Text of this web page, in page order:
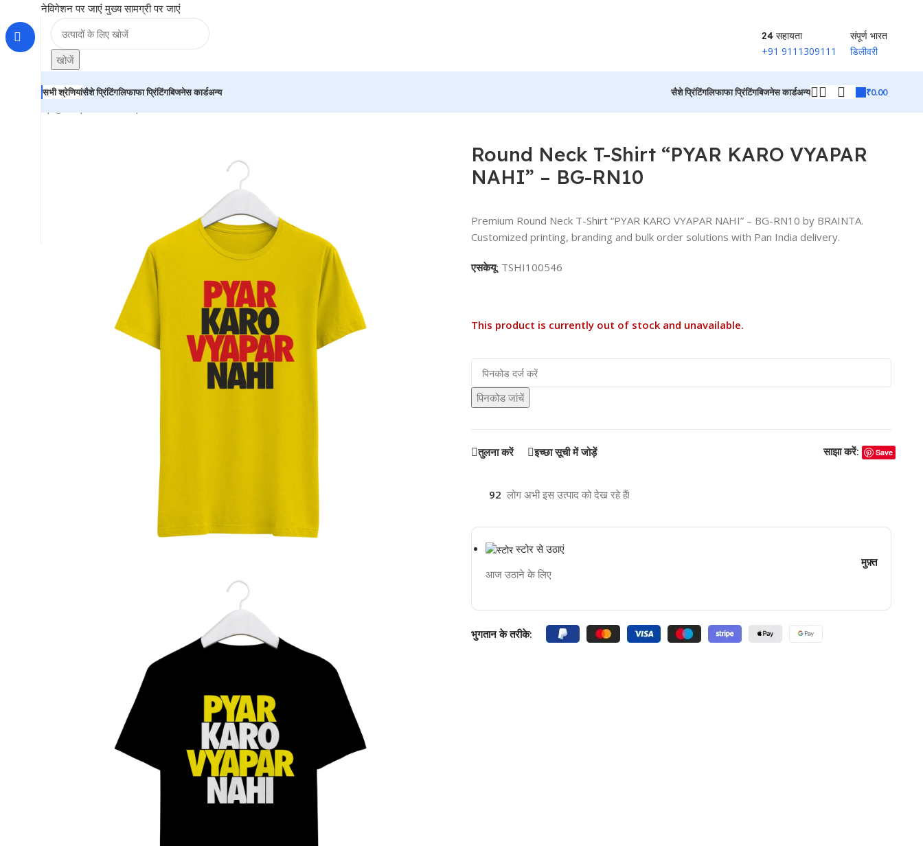
नेविगेशन पर जाएं मुख्य सामग्री पर जाएं
खोजें
24 सहायता
+91 9111309111
संपूर्ण भारत
डिलीवरी
सभी श्रेणियांसैशे प्रिंटिंगलिफाफा प्रिंटिंगबिजनेस कार्डअन्य सैशे प्रिंटिंगलिफाफा प्रिंटिंगबिजनेस कार्डअन्य ₹0.00
Round Neck T-Shirt “PYAR KARO VYAPAR
NAHI” – BG-RN10
Premium Round Neck T-Shirt “PYAR KARO VYAPAR NAHI” – BG-RN10 by BRAINTA.
Customized printing, branding and bulk order solutions with Pan India delivery.
एसकेयू: TSHI100546
This product is currently out of stock and unavailable.
पिनकोड जांचें
तुलना करें इच्छा सूची में जोड़ें साझा करें: Save
92 लोग अभी इस उत्पाद को देख रहे हैं!
स्टोर से उठाएं
आज उठाने के लिए
मुफ़्त
भुगतान के तरीके: